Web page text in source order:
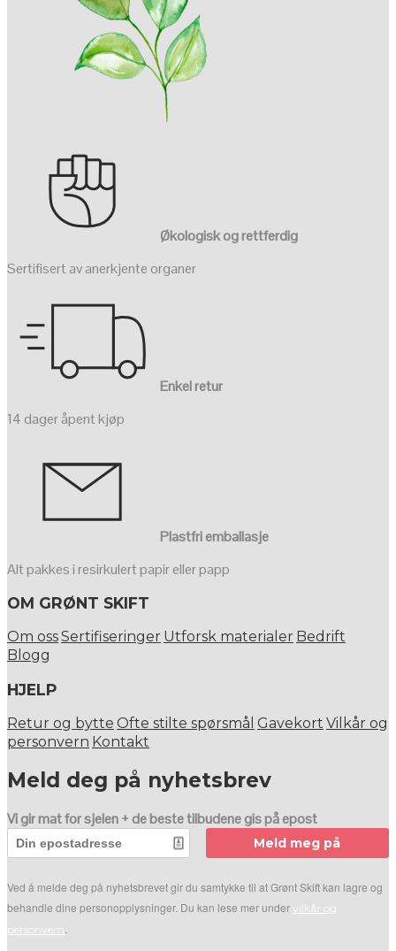
Økologisk og rettferdig
Sertifisert av anerkjente organer
Enkel retur
14 dager åpent kjøp
Plastfri emballasje
Alt pakkes i resirkulert papir eller papp
OM GRØNT SKIFT
Om ossSertifiseringer Utforsk materialer Bedrift
Blogg
HJELP
Retur og bytte Ofte stilte spørsmål Gavekort Vilkår og
personvern Kontakt
Meld deg på nyhetsbrev
Vi gir mat for sjelen + de beste tilbudene gis på epost
Meld meg på
Ved å melde deg på nyhetsbrevet gir du samtykke til at Grønt Skift kan lagre og
behandle dine personopplysninger. Du kan lese mer under vilkår og
personvern.